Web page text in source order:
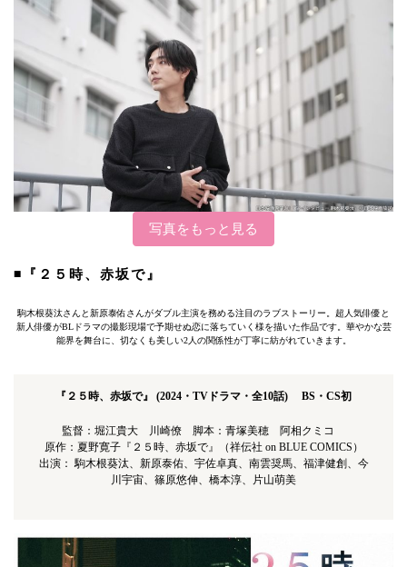
写真をもっと見る
◾️ 『２５時、赤坂で』
駒木根葵汰さんと新原泰佑さんがダブル主演を務める注目のラブストーリー。超人気俳優と
新人俳優がBLドラマの撮影現場で予期せぬ恋に落ちていく様を描いた作品です。華やかな芸
能界を舞台に、切なくも美しい2人の関係性が丁寧に紡がれていきます。
『２５時、赤坂で』 (2024・TVドラマ・全10話) BS・CS初
監督：堀江貴大 川崎僚 脚本：青塚美穂 阿相クミコ
原作：夏野寛子『２５時、赤坂で』（祥伝社 on BLUE COMICS）
出演： 駒木根葵汰、新原泰佑、宇佐卓真、南雲奨馬、福津健創、今
川宇宙、篠原悠伸、橋本淳、片山萌美